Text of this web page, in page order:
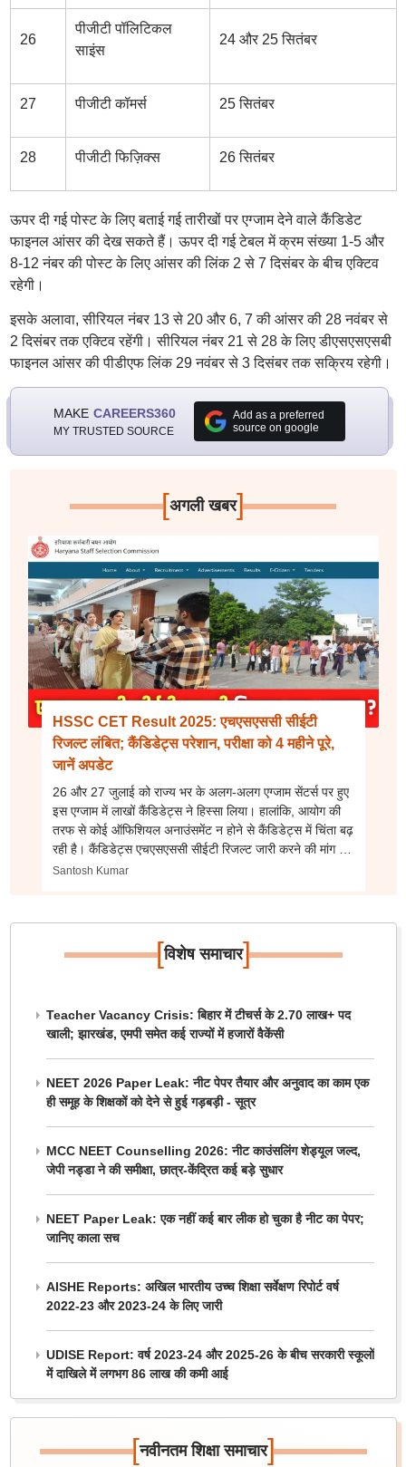
26
पीजीटी पॉलिटिकल
साइंस
24 और 25 सितंबर
27 पीजीटी कॉमर्स 25 सितंबर
28 पीजीटी फिज़िक्स 26 सितंबर
ऊपर दी गई पोस्ट के लिए बताई गई तारीखों पर एग्जाम देने वाले कैंडिडेट
फाइनल आंसर की देख सकते हैं। ऊपर दी गई टेबल में क्रम संख्या 1-5 और
8-12 नंबर की पोस्ट के लिए आंसर की लिंक 2 से 7 दिसंबर के बीच एक्टिव
रहेगी।
इसके अलावा, सीरियल नंबर 13 से 20 और 6, 7 की आंसर की 28 नवंबर से
2 दिसंबर तक एक्टिव रहेंगी। सीरियल नंबर 21 से 28 के लिए डीएसएसएसबी
फाइनल आंसर की पीडीएफ लिंक 29 नवंबर से 3 दिसंबर तक सक्रिय रहेगी।
MAKE CAREERS360
MY TRUSTED SOURCE
Add as a preferred
source on google
[अगली खबर]
HSSC CET Result 2025: एचएसएससी सीईटी
रिजल्ट लंबित; कैंडिडेट्स परेशान, परीक्षा को 4 महीने पूरे,
जानें अपडेट
26 और 27 जुलाई को राज्य भर के अलग-अलग एग्जाम सेंटर्स पर हुए
इस एग्जाम में लाखों कैंडिडेट्स ने हिस्सा लिया। हालांकि, आयोग की
तरफ से कोई ऑफिशियल अनाउंसमेंट न होने से कैंडिडेट्स में चिंता बढ़
रही है। कैंडिडेट्स एचएसएससी सीईटी रिजल्ट जारी करने की मांग कर
रहे हैं।
Santosh Kumar
[विशेष समाचार]
Teacher Vacancy Crisis: बिहार में टीचर्स के 2.70 लाख+ पद
खाली; झारखंड, एमपी समेत कई राज्यों में हजारों वैकेंसी
NEET 2026 Paper Leak: नीट पेपर तैयार और अनुवाद का काम एक
ही समूह के शिक्षकों को देने से हुई गड़बड़ी - सूत्र
MCC NEET Counselling 2026: नीट काउंसलिंग शेड्यूल जल्द,
जेपी नड्डा ने की समीक्षा, छात्र-केंद्रित कई बड़े सुधार
NEET Paper Leak: एक नहीं कई बार लीक हो चुका है नीट का पेपर;
जानिए काला सच
AISHE Reports: अखिल भारतीय उच्च शिक्षा सर्वेक्षण रिपोर्ट वर्ष
2022-23 और 2023-24 के लिए जारी
UDISE Report: वर्ष 2023-24 और 2025-26 के बीच सरकारी स्कूलों
में दाखिले में लगभग 86 लाख की कमी आई
[नवीनतम शिक्षा समाचार]